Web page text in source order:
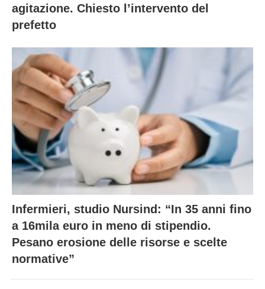
agitazione. Chiesto l’intervento del
prefetto
Infermieri, studio Nursind: “In 35 anni fino
a 16mila euro in meno di stipendio.
Pesano erosione delle risorse e scelte
normative”